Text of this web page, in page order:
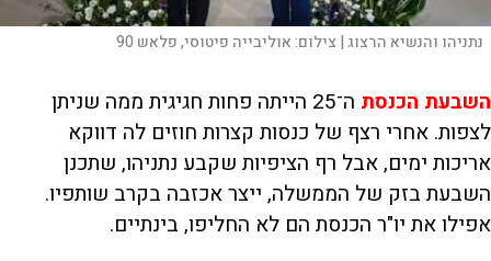
נתניהו והנשיא הרצוג | צילום:אוליבייה פיטוסי, פלאש 90
השבעת הכנסת
ה־25 הייתה פחות חגיגית ממה שניתן
לצפות. אחרי רצף של כנסות קצרות חוזים לה דווקא
אריכות ימים, אבל רף הציפיות שקבע נתניהו, שתכנן
השבעת בזק של הממשלה, ייצר אכזבה בקרב שותפיו.
אפילו את יו"ר הכנסת הם לא החליפו, בינתיים.